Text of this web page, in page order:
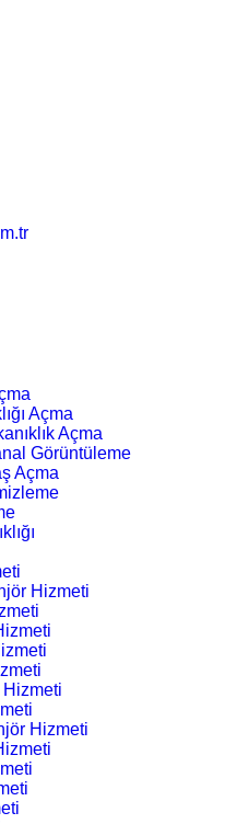
Açma
Açma
Görüntüleme
Açma
Hizmeti
Hizmeti